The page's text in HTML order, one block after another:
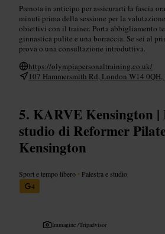
Prenota in anticipo per assicurarti la fascia
minuti prima della sessione per la
obiettivi con il trainer. Porta abbigliamento
ginnastica pulite e una borraccia. Se sei al
prova o una consultazione introduttiva.
https://olympiapersonaltraining.co.uk/
107 Hammersmith Rd, London W14 0QH,
KARVE Kensington
studio di Reformer
Kensington
Sport e tempo libero • Palestra e studio
4
Immagine /Tripadvisor